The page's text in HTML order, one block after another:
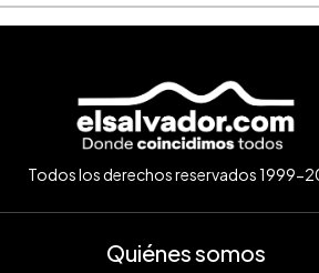
Todos los derechos reservados 1999-
Quiénes somos